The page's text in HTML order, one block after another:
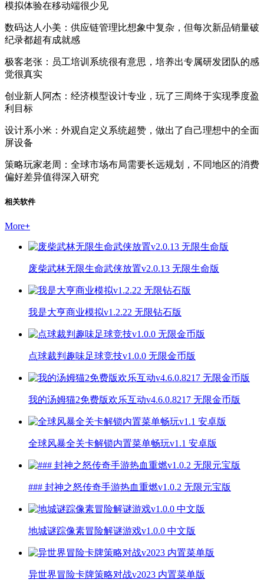
模拟体验在移动端很少见
数码达人小美：供应链管理比想象中复杂，但每次新品销量破
纪录都超有成就感
极客老张：员工培训系统很有意思，培养出专属研发团队的感
觉很真实
创业新人阿杰：经济模型设计专业，玩了三周终于实现季度盈
利目标
设计系小米：外观自定义系统超赞，做出了自己理想中的全面
屏设备
策略玩家老周：全球市场布局需要长远规划，不同地区的消费
偏好差异值得深入研究
相关软件
More+
废柴武林无限生命武侠放置v2.0.13 无限生命版
我是大亨商业模拟v1.2.22 无限钻石版
点球裁判趣味足球竞技v1.0.0 无限金币版
我的汤姆猫2免费版欢乐互动v4.6.0.8217 无限金币版
全球风暴全关卡解锁内置菜单畅玩v1.1 安卓版
### 封神之怒传奇手游热血重燃v1.0.2 无限元宝版
地城谜踪像素冒险解谜游戏v1.0.0 中文版
异世界冒险卡牌策略对战v2023 内置菜单版